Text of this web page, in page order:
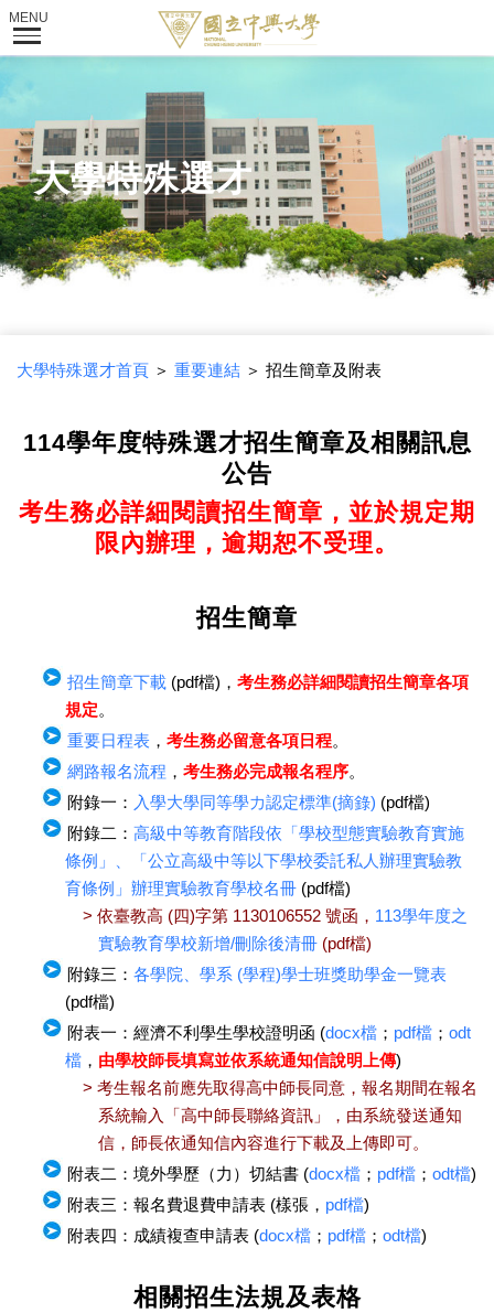
大學特殊選才
大學特殊選才首頁＞ 重要連結＞ 招生簡章及附表
114學年度特殊選才招生簡章及相關訊息
公告
考生務必詳細閱讀招生簡章，並於規定期
限內辦理，逾期恕不受理。
招生簡章
招生簡章下載(pdf檔)， 考生務必詳細閱讀招生簡章各項
規定。
重要日程表， 考生務必留意各項日程。
網路報名流程 ， 考生務必完成報名程序。
附錄一： 入學大學同等學力認定標準(摘錄) (pdf檔)
附錄二： 高級中等教育階段依「學校型態實驗教育實施
條例」、「公立高級中等以下學校委託私人辦理實驗教
育條例」辦理實驗教育學校名冊(pdf檔)
> 依臺教高 (四)字第 1130106552 號函， 113學年度之
實驗教育學校新增/刪除後清冊(pdf檔)
附錄三： 各學院、學系 (學程)學士班獎助學金一覽表
(pdf檔)
附表一：經濟不利學生學校證明函 (docx檔； pdf檔； odt
檔， 由學校師長填寫並依系統通知信說明上傳)
> 考生報名前應先取得高中師長同意，報名期間在報名
系統輸入「高中師長聯絡資訊」，由系統發送通知
信，師長依通知信內容進行下載及上傳即可。
附表二：境外學歷（力）切結書 (docx檔； pdf檔； odt檔)
附表三：報名費退費申請表 (樣張， pdf檔)
附表四：成績複查申請表 (docx檔； pdf檔； odt檔)
相關招生法規及表格